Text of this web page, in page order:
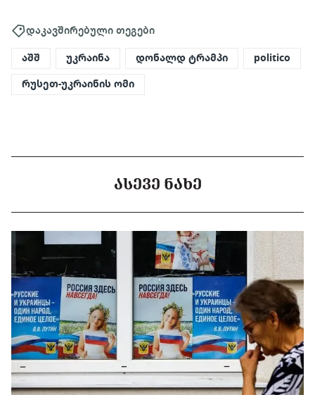
დაკავშირებული თეგები
აშშ უკრაინა დონალდ ტრამპი politico
რუსეთ-უკრაინის ომი
ᲐᲡᲔᲕᲔ ᲜᲐᲮᲔ